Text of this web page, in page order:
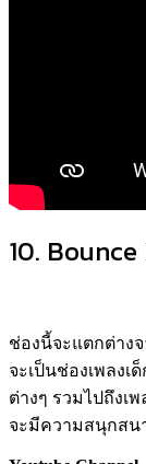
10.
ช่องนี้จะแตกต่าง
จะเป็นช่องเพลง
ต่างๆ รวมไปถึงเ
จะมีความสนุกสน